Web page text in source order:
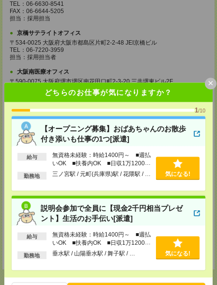
どちらのお仕事が気になりますか？
1/10
【オープニング募集】おばあちゃんのお散歩
付き添いも仕事の1つ[派遣]
給与
無資格未経験：時給1400円～ ■週払
いOK ■扶養内OK ■日収1万1200円
以上
勤務地 三ノ宮駅 / 元町(兵庫県)駅 / 花隈駅 / … 気になる!
説明会参加で全員に【現金2千円相当プレゼ
ント】生活のお手伝い[派遣]
給与
無資格未経験：時給1400円～ ■週払
いOK ■扶養内OK ■日収1万1200円
以上
勤務地 垂水駅 / 山陽垂水駅 / 舞子駅 / … 気になる!
×
TEL：06-6630-8541
FAX：06-6644-5205
担当：採用担当
京橋サテライトオフィス
〒534-0025 大阪府大阪市都島区片町2-2-48 JEI京橋ビル
TEL：06-7220-3959
担当：採用担当者
大阪南医療オフィス
〒590-0075 大阪府堺市堺区南花田口町2-3-20 三共堺東ビル2F
TEL：072-340-1724
FAX：072-224-5025
担当：採用担当
西宮サテライトオフィス
〒662-0918 兵庫県西宮市六湛寺町9番8号 市役所前ビル5F
FAX：0798-38-5905
和歌山サテライトオフィス
TEL：073-436-9765
FAX：073-423-8405
担当：採用担当
神戸介護オフィス・神戸医療オフィス
兵庫県神戸市中央区小野柄通4-1-22 アーバンエース三宮ビル9F
担当：採用担当